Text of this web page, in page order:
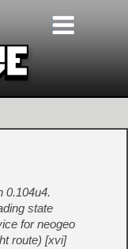
0.104u4.
state
for neogeo
route) [xvi]